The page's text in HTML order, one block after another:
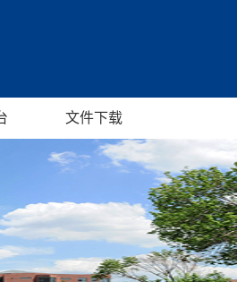
文件下载